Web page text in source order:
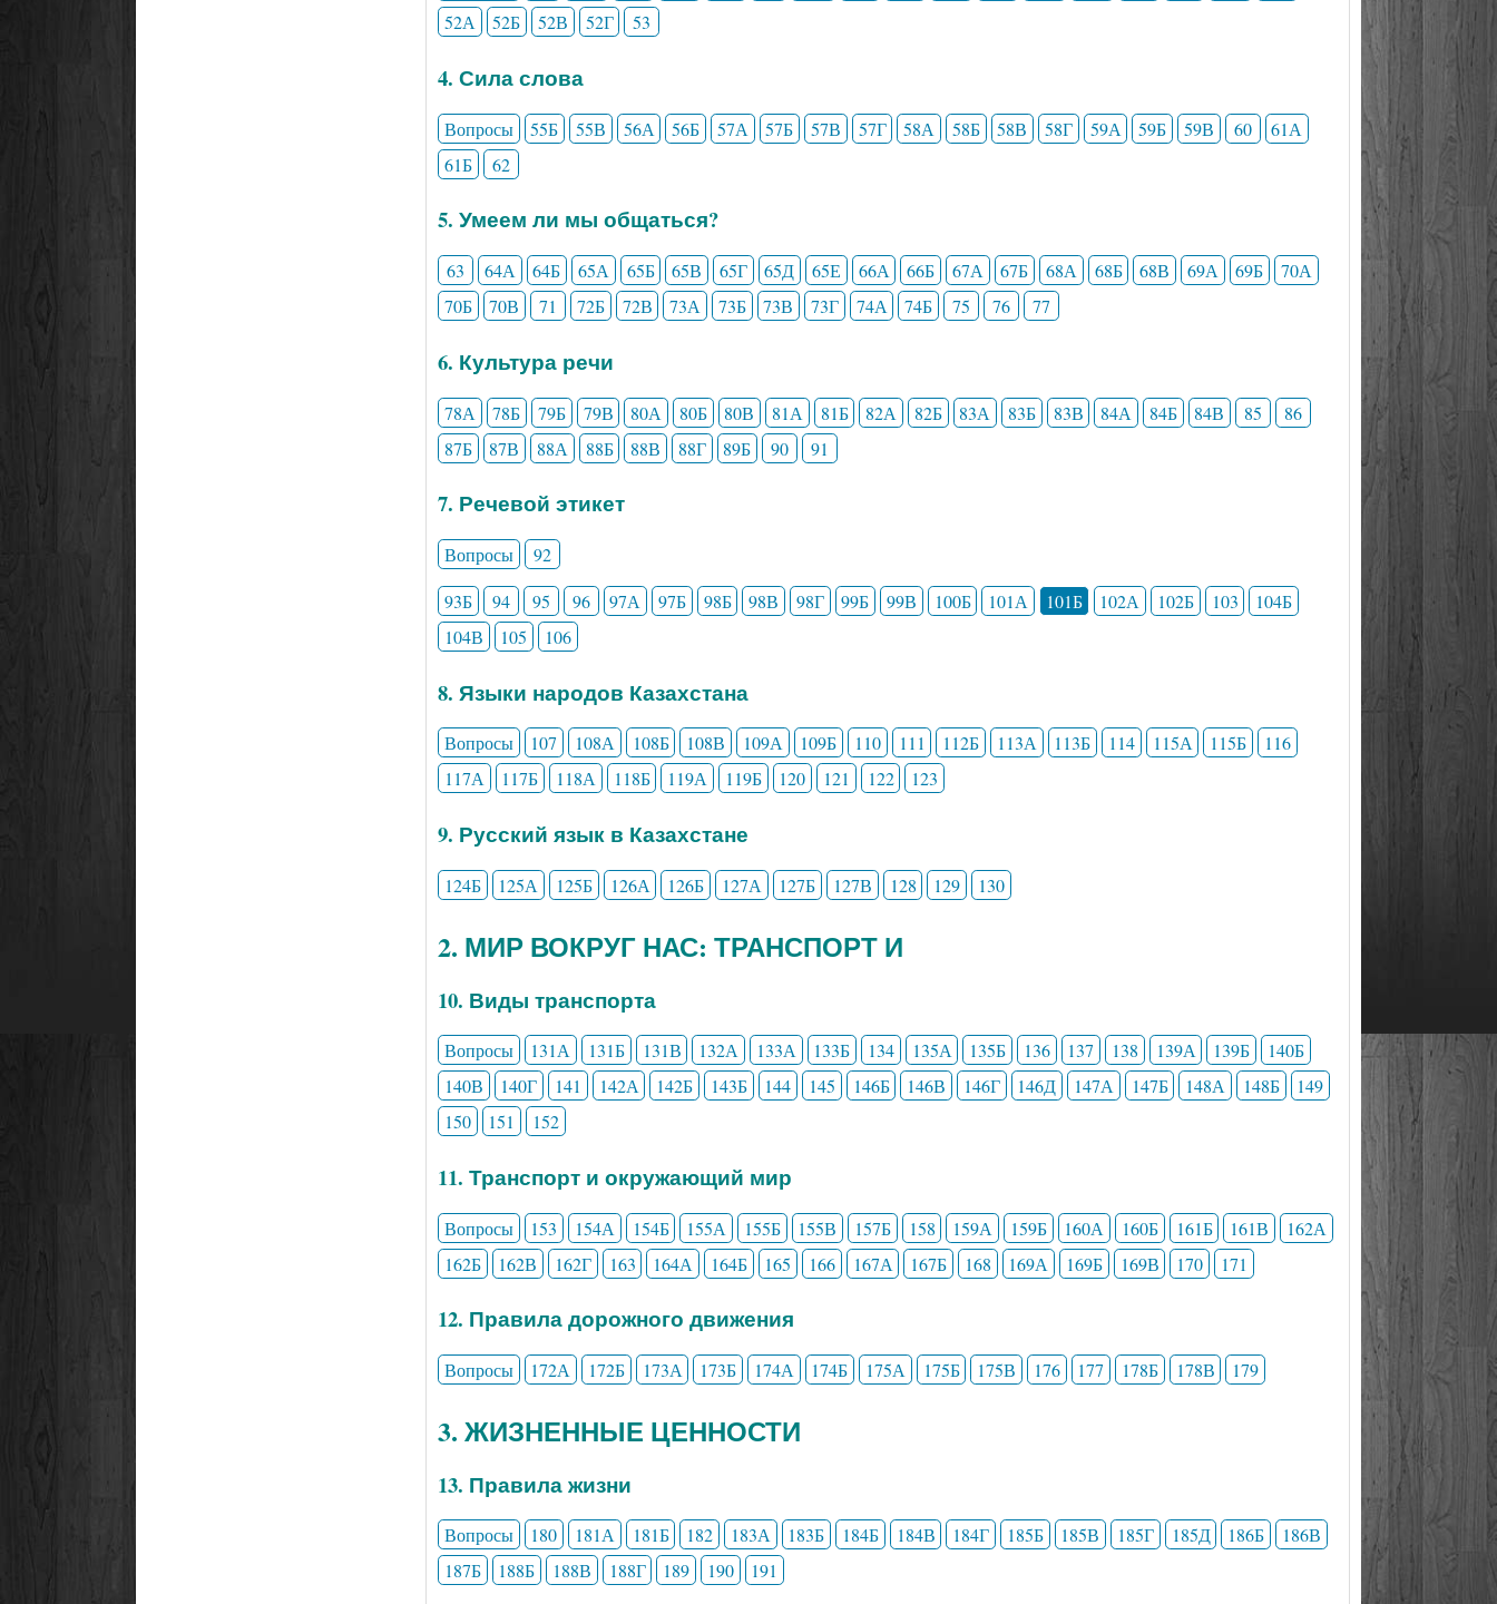
52А
52Б 52В 52Г 53
4. Сила слова
Вопросы 55Б 55В 56А 56Б 57А 57Б 57В 57Г 58А 58Б 58В 58Г 59А 59Б 59В 60
61А
61Б
62
5. Умеем ли мы общаться?
63 64А 64Б 65А 65Б 65В 65Г 65Д 65Е 66А 66Б 67А 67Б 68А 68Б 68В 69А 69Б
70А
70Б
70В 71 72Б 72В 73А 73Б 73В 73Г 74А 74Б 75 76 77
6. Культура речи
78А 78Б 79Б 79В 80А 80Б 80В 81А 81Б 82А 82Б 83А 83Б 83В 84А 84Б 84В 85
86
87Б
87В 88А 88Б 88В 88Г 89Б 90 91
7. Речевой этикет
Вопросы
92
93Б
94 95 96 97А 97Б 98Б 98В 98Г 99Б 99В 100Б 101А 101Б 102А 102Б 103
104Б
104В
105 106
8. Языки народов Казахстана
Вопросы 107 108А 108Б 108В 109А 109Б 110 111 112Б 113А 113Б 114 115А 115Б
116
117А
117Б 118А 118Б 119А 119Б 120 121 122 123
9. Русский язык в Казахстане
124Б 125А 125Б 126А 126Б 127А 127Б 127В 128 129 130
2. МИР ВОКРУГ НАС: ТРАНСПОРТ И
10. Виды транспорта
Вопросы 131А 131Б 131В 132А 133А 133Б 134 135А 135Б 136 137 138 139А 139Б
140Б
140В
140Г 141 142А 142Б 143Б 144 145 146Б 146В 146Г 146Д 147А 147Б 148А 148Б
149
150
151 152
11. Транспорт и окружающий мир
Вопросы 153 154А 154Б 155А 155Б 155В 157Б 158 159А 159Б 160А 160Б 161Б 161В
162А
162Б
162В 162Г 163 164А 164Б 165 166 167А 167Б 168 169А 169Б 169В 170 171
12. Правила дорожного движения
Вопросы 172А 172Б 173А 173Б 174А 174Б 175А 175Б 175В 176 177 178Б 178В 179
3. ЖИЗНЕННЫЕ ЦЕННОСТИ
13. Правила жизни
Вопросы 180 181А 181Б 182 183А 183Б 184Б 184В 184Г 185Б 185В 185Г 185Д 186Б
186В
187Б
188Б 188В 188Г 189 190 191